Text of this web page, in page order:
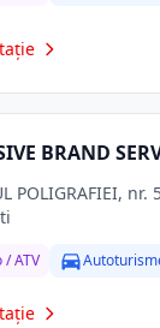
BRAND
/ ATV